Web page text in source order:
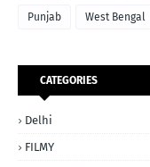
Punjab West Bengal
CATEGORIES
Delhi
FILMY